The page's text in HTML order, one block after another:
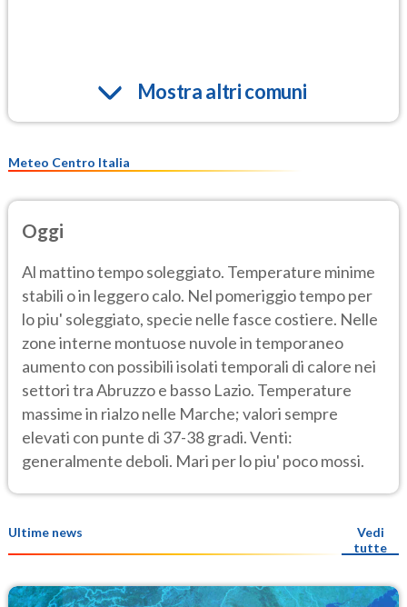
Mostra altri comuni
Meteo Centro Italia
Oggi
Al mattino tempo soleggiato. Temperature minime
stabili o in leggero calo. Nel pomeriggio tempo per
lo piu' soleggiato, specie nelle fasce costiere. Nelle
zone interne montuose nuvole in temporaneo
aumento con possibili isolati temporali di calore nei
settori tra Abruzzo e basso Lazio. Temperature
massime in rialzo nelle Marche; valori sempre
elevati con punte di 37-38 gradi. Venti:
generalmente deboli. Mari per lo piu' poco mossi.
Ultime news
Vedi
tutte